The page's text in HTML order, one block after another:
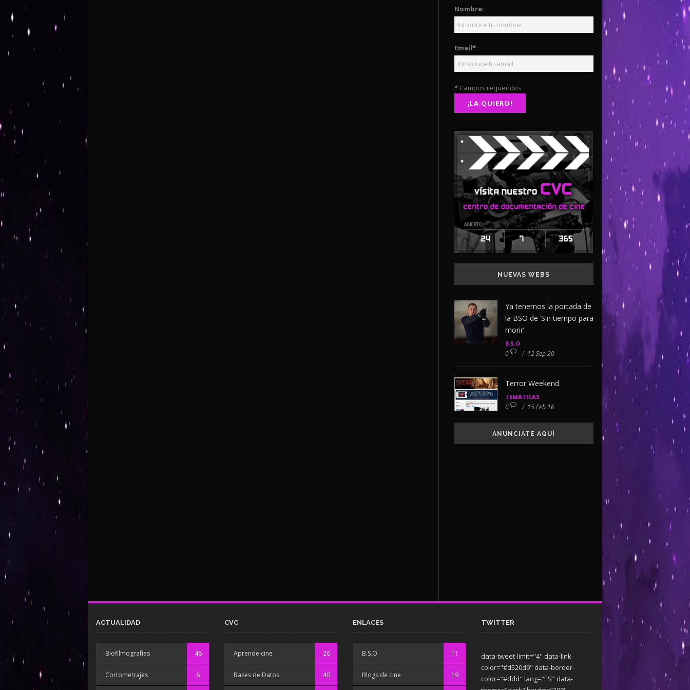
Nombre:
Email*:
* Campos requeridos
NUEVAS WEBS
Ya tenemos la portada de
la BSO de ‘Sin tiempo para
morir’
B.S.O
0 / 12 Sep 20
Terror Weekend
TEMÁTICAS
0 / 15 Feb 16
ANUNCIATE AQUÍ
ACTUALIDAD
Biofilmografías 46
Cortometrajes 6
CVC
Aprende cine 26
Bases de Datos 40
ENLACES
B.S.O 11
Blogs de cine 19
TWITTER
data-tweet-limit="4" data-link-
color="#d520d9" data-border-
color="#ddd" lang="ES" data-